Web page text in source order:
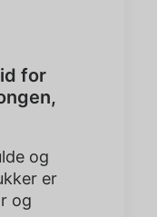
for
og
er
og